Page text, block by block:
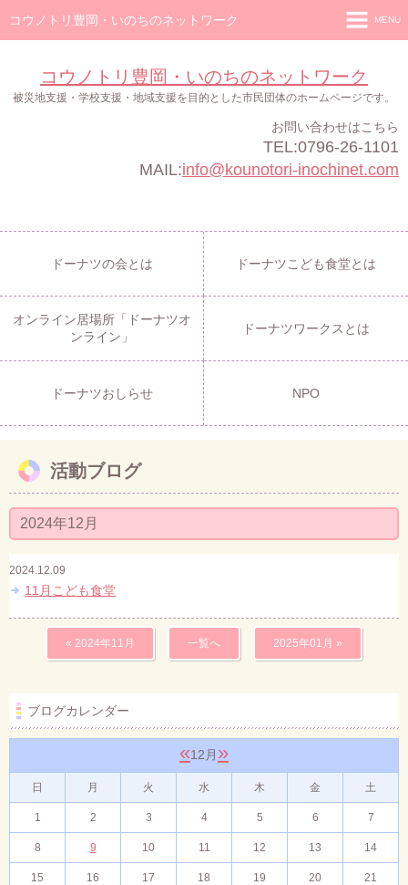
コウノトリ豊岡・いのちのネットワーク
コウノトリ豊岡・いのちのネットワーク
被災地支援・学校支援・地域支援を目的とした市民団体のホームページです。
お問い合わせはこちら
TEL:0796-26-1101
MAIL:info@kounotori-inochinet.com
MENU
ドーナツの会
オンライン居場所「ドーナツオンライン」
ドーナツの会とは ドーナツこども食堂とは
オンライン居場所「ドーナツオ
ンライン」
ドーナツワークスとは
ドーナツおしらせ NPO
活動ブログ
2024年12月
2024.12.09
11月こども食堂
« 2024年11月 一覧へ 2025年01月 »
ブログカレンダー
«12月 »
日 月 火 水 木 金 土
1 2 3 4 5 6 7
8 9 10 11 12 13 14
15 16 17 18 19 20 21